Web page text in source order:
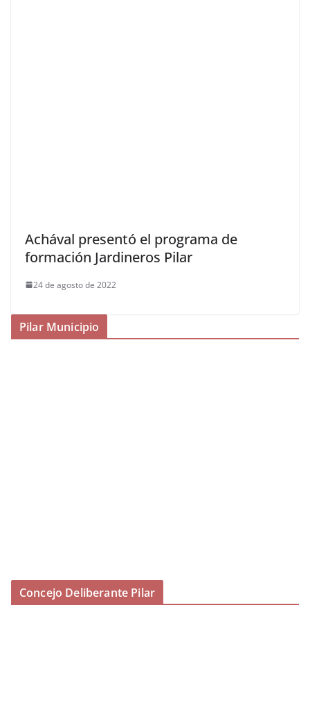
Achával presentó el programa de
formación Jardineros Pilar
24 de agosto de 2022
Pilar Municipio
Concejo Deliberante Pilar